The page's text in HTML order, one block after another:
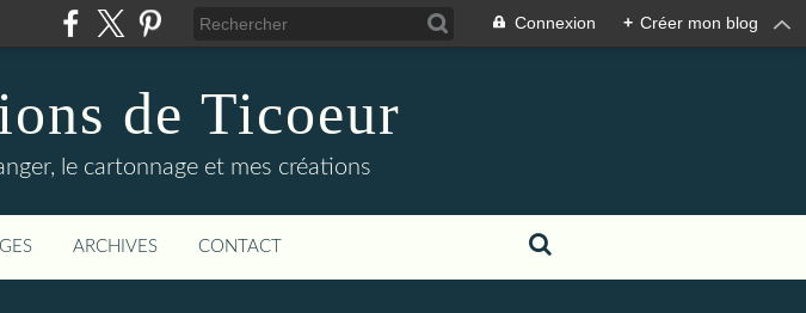
Connexion + Créer mon blog
de Ticoeur
le cartonnage et mes créations
ARCHIVES CONTACT